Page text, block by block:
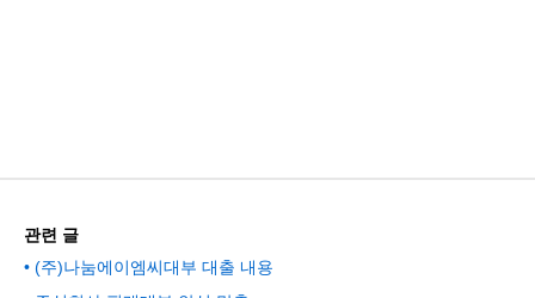
관련 글
(주)나눔에이엠씨대부 대출 내용